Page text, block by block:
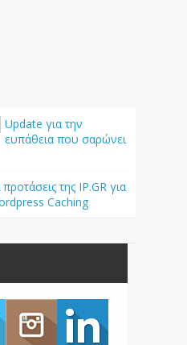
Update για την
ευπάθεια που σαρώνει
της IP.GR για
Caching